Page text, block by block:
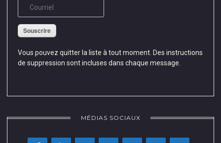
Souscrire
Vous pouvez quitter la liste à tout moment. Des instructions
de suppression sont incluses dans chaque message.
MÉDIAS SOCIAUX